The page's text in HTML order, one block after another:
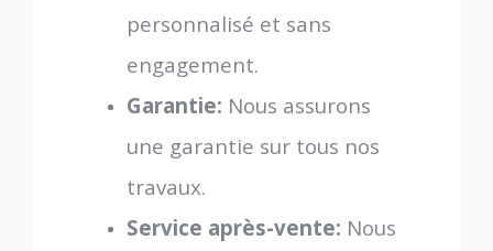
personnalisé et sans
engagement.
Garantie: Nous assurons
une garantie sur tous nos
travaux.
Service après-vente: Nous